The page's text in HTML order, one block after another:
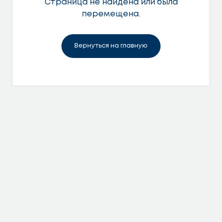
Страница не найдена или была
перемещена.
Вернуться на главную